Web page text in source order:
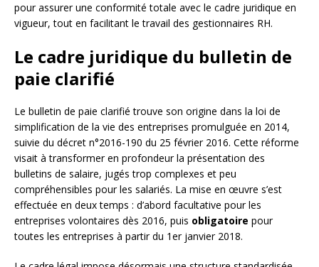
pour assurer une conformité totale avec le cadre juridique en
vigueur, tout en facilitant le travail des gestionnaires RH.
Le cadre juridique du bulletin de
paie clarifié
Le bulletin de paie clarifié trouve son origine dans la loi de
simplification de la vie des entreprises promulguée en 2014,
suivie du décret n°2016-190 du 25 février 2016. Cette réforme
visait à transformer en profondeur la présentation des
bulletins de salaire, jugés trop complexes et peu
compréhensibles pour les salariés. La mise en œuvre s’est
effectuée en deux temps : d’abord facultative pour les
entreprises volontaires dès 2016, puis obligatoire pour
toutes les entreprises à partir du 1er janvier 2018.